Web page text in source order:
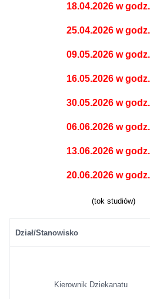
18.04.2026 w
25.04.2026 w
09.05.2026 w
16.05.2026 w
30.05.2026 w
06.06.2026 w
13.06.2026 w
20.06.2026 w
(tok studiów)
Dział/Stanowisko
Kierownik Dziekanatu